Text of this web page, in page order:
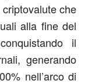
che
alla fine del
il
generando
nell’arco di